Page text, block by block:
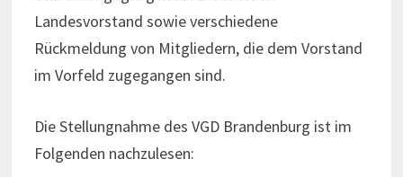
Landesvorstand sowie verschiedene
Rückmeldung von Mitgliedern, die dem Vorstand
im Vorfeld zugegangen sind.
Die Stellungnahme des VGD Brandenburg ist im
Folgenden nachzulesen: